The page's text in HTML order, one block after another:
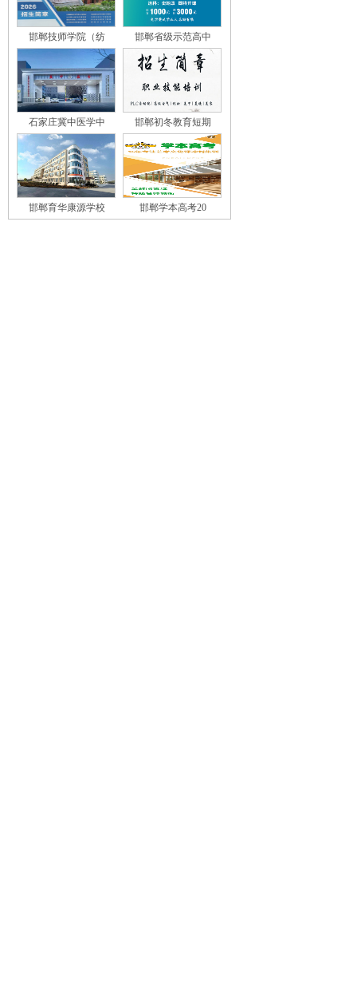
邯郸技师学院（纺 邯郸省级示范高中
石家庄冀中医学中 邯郸初冬教育短期
邯郸育华康源学校 邯郸学本高考20